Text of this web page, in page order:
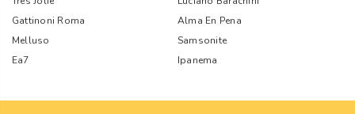
Gattinoni Roma
Alma En Pena
Melluso
Samsonite
Ea7
Ipanema